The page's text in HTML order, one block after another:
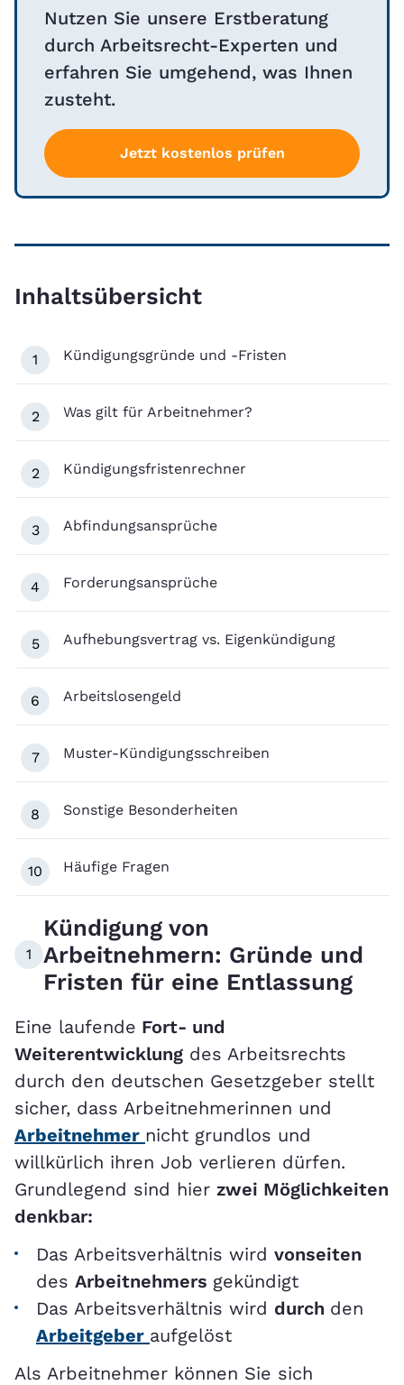
Nutzen Sie unsere Erstberatung
durch Arbeitsrecht-Experten und
erfahren Sie umgehend, was Ihnen
zusteht.
Jetzt kostenlos prüfen
Inhaltsübersicht
1 Kündigungsgründe und -Fristen
2 Was gilt für Arbeitnehmer?
2 Kündigungsfristenrechner
3 Abfindungsansprüche
4 Forderungsansprüche
5 Aufhebungsvertrag vs. Eigenkündigung
6 Arbeitslosengeld
7 Muster-Kündigungsschreiben
8 Sonstige Besonderheiten
10 Häufige Fragen
1
Kündigung von
Arbeitnehmern: Gründe und
Fristen für eine Entlassung
Eine laufende Fort- und
Weiterentwicklung des Arbeitsrechts
durch den deutschen Gesetzgeber stellt
sicher, dass Arbeitnehmerinnen und
Arbeitnehmer nicht grundlos und
willkürlich ihren Job verlieren dürfen.
Grundlegend sind hier zwei Möglichkeiten
denkbar:
Das Arbeitsverhältnis wird vonseiten
des Arbeitnehmers gekündigt
Das Arbeitsverhältnis wird durch den
Arbeitgeber aufgelöst
Als Arbeitnehmer können Sie sich